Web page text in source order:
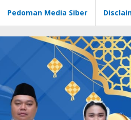
Pedoman Media Siber